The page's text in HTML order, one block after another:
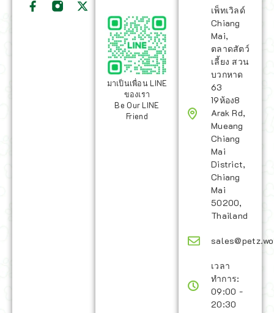
มาเป็นเพื่อน LINE
ของเรา
Be Our LINE
Friend
เพ็ทเวิลด์
Chiang
Mai,
ตลาดสัตว์
เลี้ยง สวน
บวกหาด
63
19ห้อง8
Arak Rd,
Mueang
Chiang
Mai
District,
Chiang
Mai
50200,
Thailand
เวลา
ทำการ:
09:00 -
20:30